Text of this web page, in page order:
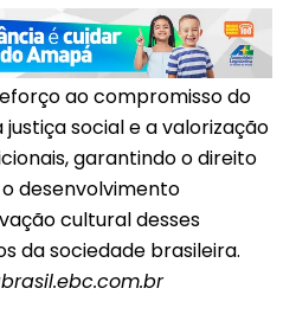
ao compromisso do
social e a valorização
garantindo o direito
desenvolvimento
cultural desses
da sociedade brasileira.